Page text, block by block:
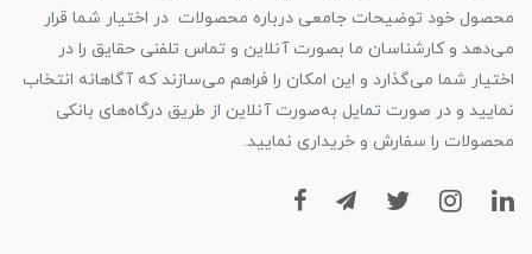
محصول خود توضیحات جامعی درباره محصولات در اختیار شما قرار
می‌دهد و کارشناسان ما بصورت آنلاین و تماس تلفنی حقایق را در
اختیار شما می‌گذارد و این امکان را فراهم می‌سازند که آگاهانه انتخاب
نمایید و در صورت تمایل به‌صورت آنلاین از طریق درگاه‌های بانکی
محصولات را سفارش و خریداری نمایید.